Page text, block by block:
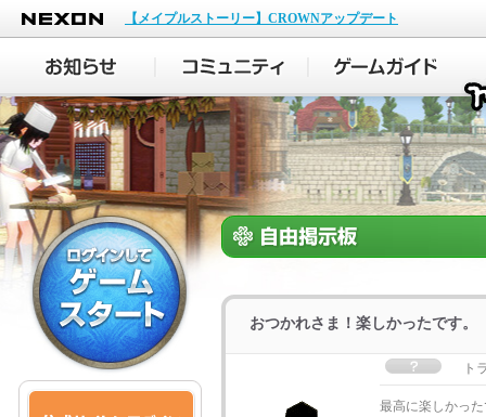
NEXON
【メイプルストーリー】CROWNアップデート
おつかれさま！楽しかったです。
ト
最高に楽しかっ